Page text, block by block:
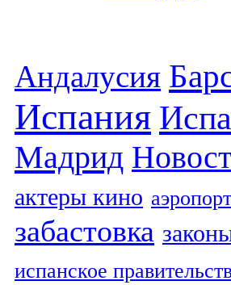
Андалусия
Испания
Мадрид
актеры кино
забастовка
испанское